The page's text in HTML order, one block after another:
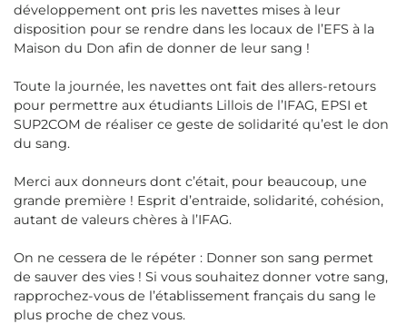
développement ont pris les navettes mises à leur
disposition pour se rendre dans les locaux de l’EFS à la
Maison du Don afin de donner de leur sang !
Toute la journée, les navettes ont fait des allers-retours
pour permettre aux étudiants Lillois de l’IFAG, EPSI et
SUP2COM de réaliser ce geste de solidarité qu’est le don
du sang.
Merci aux donneurs dont c’était, pour beaucoup, une
grande première ! Esprit d’entraide, solidarité, cohésion,
autant de valeurs chères à l’IFAG.
On ne cessera de le répéter : Donner son sang permet
de sauver des vies ! Si vous souhaitez donner votre sang,
rapprochez-vous de l’établissement français du sang le
plus proche de chez vous.